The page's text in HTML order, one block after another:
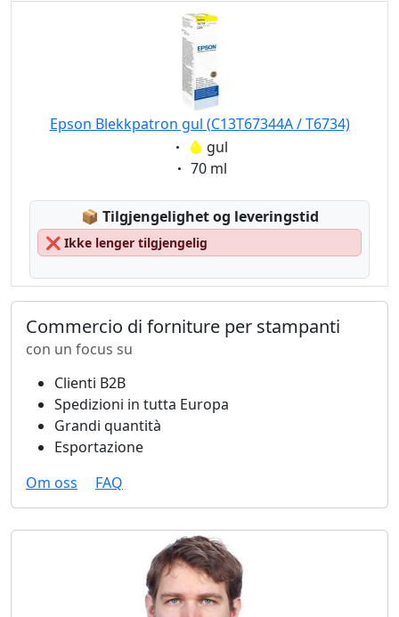
Epson Blekkpatron gul (C13T67344A / T6734)
Eigenschaft:
gul
Eigenschaft:
70 ml
📦 Lagerstatus:
Tilgjengelighet og leveringstid
❌ Ikke lenger tilgjengelig
Commercio di forniture per stampanti
con un focus su
Clienti B2B
Spedizioni in tutta Europa
Grandi quantità
Esportazione
Om oss
FAQ